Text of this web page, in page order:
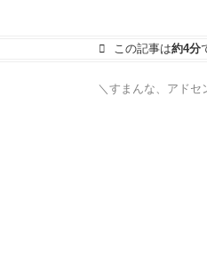
この記事は約4分
＼すまんな、アドセ